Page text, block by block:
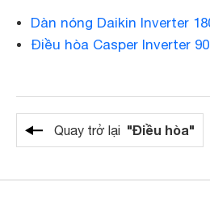
Dàn nóng Daikin Inverter
Điều hòa Casper Inverter
Quay trở lại "Điều hòa"